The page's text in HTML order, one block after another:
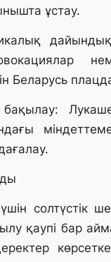
ұстау.
Беларусь
солтүстік
қаупі бар